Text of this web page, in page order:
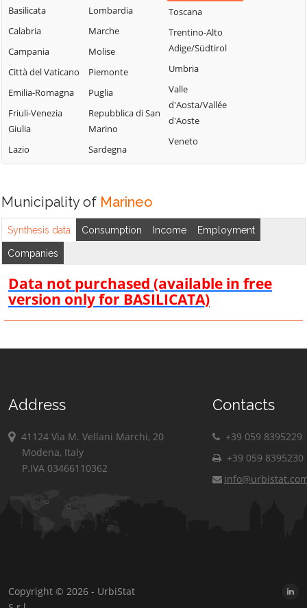
Campofiorito
Casteldaccia
Castronovo di
Sicilia
Cefalà Diana
Cefalù
Mezzojuso
Misilmeri
Monreale
Montelepre
Montemaggiore
Belsito
Palermo
Partinico
Termini Imerese
Terrasini
Torretta
Trabia
Trappeto
Ustica
Valledolmo
Villafrati
Basilicata
Calabria
Campania
Città del Vaticano
Emilia-Romagna
Friuli-Venezia
Giulia
Lazio
Lombardia
Marche
Molise
Piemonte
Puglia
Repubblica di San
Marino
Sardegna
Toscana
Trentino-Alto
Adige/Südtirol
Umbria
Valle
d'Aosta/Vallée
d'Aoste
Veneto
Municipality of Marineo
Synthesis data Consumption Income Employment
Companies
Data not purchased (available in free
version only for BASILICATA)
Address
41124 Via M. Vellani Marchi, 20
Modena, Italy
P.IVA 03466110362
Contacts
+39 059 8395229
+39 059 8395230
Copyright © 2026 - UrbiStat